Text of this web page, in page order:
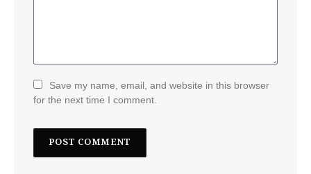
Save my name, email, and website in this browser
for the next time I comment.